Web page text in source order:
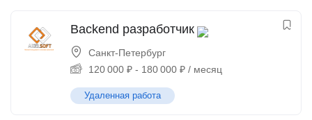
Backend разработчик
Санкт-Петербург
120 000 ₽ - 180 000 ₽ / месяц
Удаленная работа